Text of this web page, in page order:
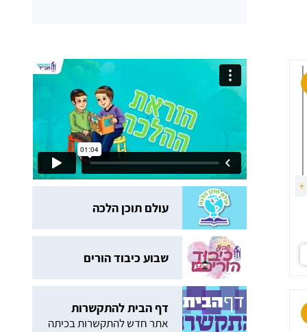
+
עולם תוכן הלכה
שבוע כיבוד הורים
דף הבית להתקשרות
אתר חדש להתקשרות בכיתה